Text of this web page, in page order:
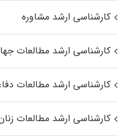
کارشناسی ارشد مشاوره
کارشناسی ارشد مطالعات
کارشناسی ارشد مطالعات
کارشناسی ارشد مطالعات